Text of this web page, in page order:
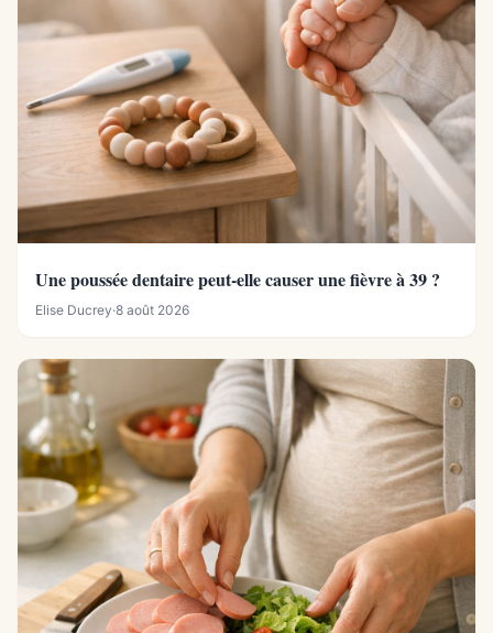
Une poussée dentaire peut-elle causer une fièvre à 39 ?
Elise Ducrey·8 août 2026